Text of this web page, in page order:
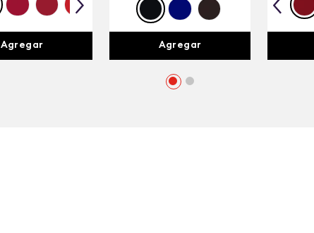
Agregar Agregar